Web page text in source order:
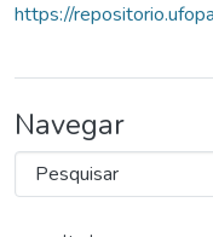
https://
Navegar